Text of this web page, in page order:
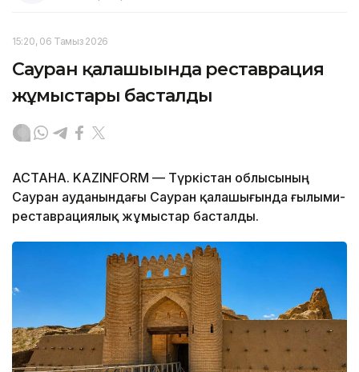
15:20, 06 Тамыз 2026
Сауран қалашығында реставрация
жұмыстары басталды
АСТАНА. KAZINFORM — Түркістан облысының
Сауран ауданындағы Сауран қалашығында ғылыми-
реставрациялық жұмыстар басталды.